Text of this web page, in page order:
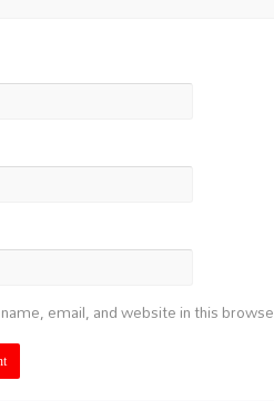
email, and website in this